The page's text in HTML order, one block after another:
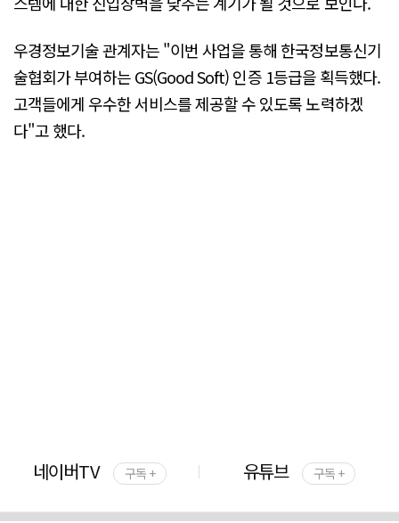
우경정보기술 관계자는 "이번 사업을 통해 한국정보통신기
술협회가 부여하는 GS(Good Soft) 인증 1등급을 획득했다.
고객들에게 우수한 서비스를 제공할 수 있도록 노력하겠
다"고 했다.
네이버TV 구독 + 유튜브 구독 +